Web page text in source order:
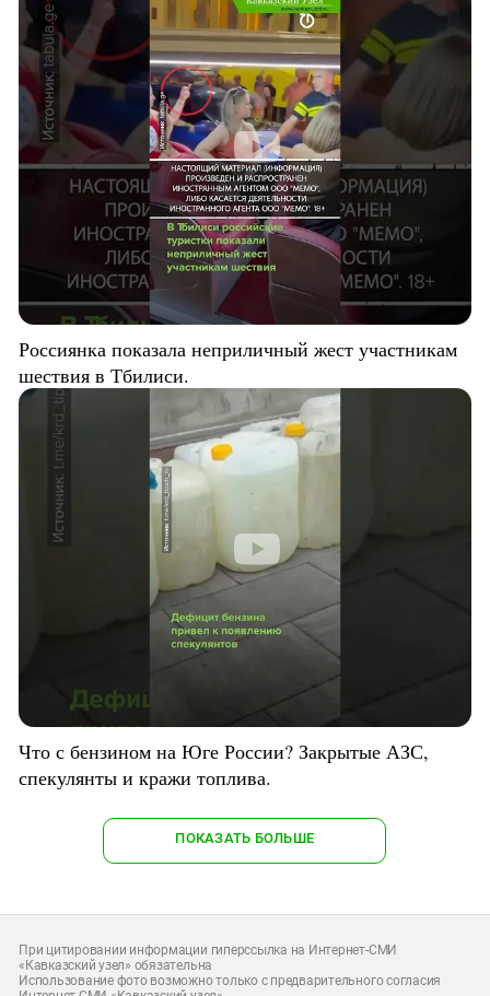
Россиянка показала неприличный жест участникам
шествия в Тбилиси.
Что с бензином на Юге России? Закрытые АЗС,
спекулянты и кражи топлива.
ПОКАЗАТЬ БОЛЬШЕ
При цитировании информации гиперссылка на Интернет-СМИ
«Кавказский узел» обязательна
Использование фото возможно только с предварительного согласия